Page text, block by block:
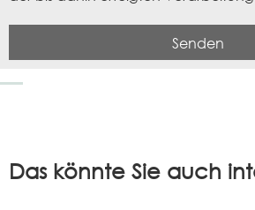
Senden
Das könnte Sie auch